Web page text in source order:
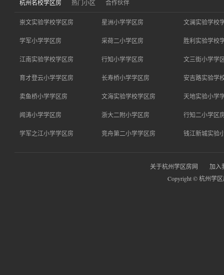
杭州名校学区房 热门小区 合作伙伴
崇文实验学校学区房 星洲小学学区房 文澜实验学校
学军小学学区房 采荷二小学区房 胜利实验学校
江南实验学校学区房 行知小学学区房 文三街小学学
育才登云小学学区房 长寿桥小学学区房 安吉路实验学
卖鱼桥小学学区房 文海实验学校学区房 天地实验小学
闻涛小学学区房 浙大二附小学区房 行知二小学区
学军之江小学学区房 竞舟第二小学学区房 钱江新城实验
关于杭州学区房网
加入
Copyright © 杭州学